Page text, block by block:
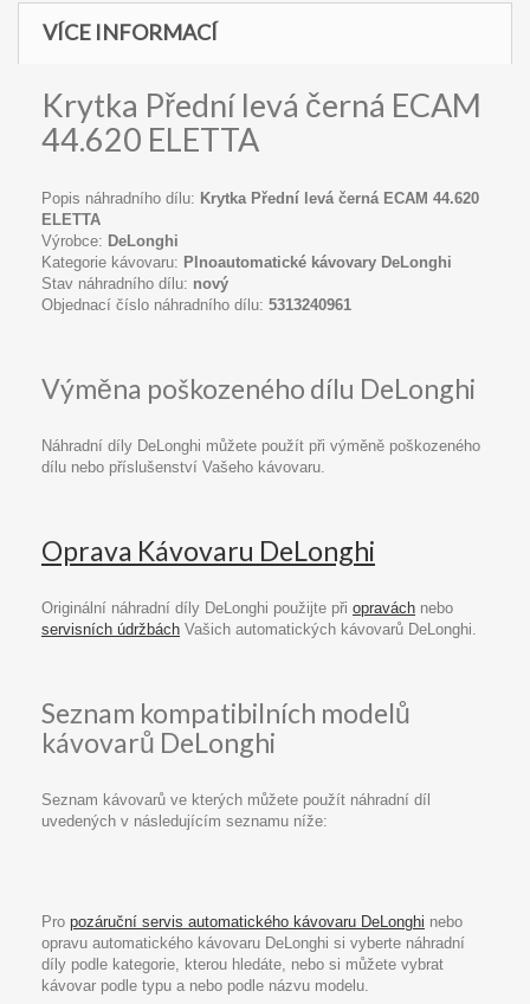
VÍCE INFORMACÍ
Krytka Přední levá černá ECAM
44.620 ELETTA
Popis náhradního dílu: Krytka Přední levá černá ECAM 44.620
ELETTA
Výrobce: DeLonghi
Kategorie kávovaru: Plnoautomatické kávovary DeLonghi
Stav náhradního dílu: nový
Objednací číslo náhradního dílu: 5313240961
Výměna poškozeného dílu DeLonghi
Náhradní díly DeLonghi můžete použít při výměně poškozeného
dílu nebo příslušenství Vašeho kávovaru.
Oprava Kávovaru DeLonghi
Originální náhradní díly DeLonghi použijte při opravách nebo
servisních údržbách Vašich automatických kávovarů DeLonghi.
Seznam kompatibilních modelů
kávovarů DeLonghi
Seznam kávovarů ve kterých můžete použít náhradní díl
uvedených v následujícím seznamu níže:
Pro pozáruční servis automatického kávovaru DeLonghi nebo
opravu automatického kávovaru DeLonghi si vyberte náhradní
díly podle kategorie, kterou hledáte, nebo si můžete vybrat
kávovar podle typu a nebo podle názvu modelu.